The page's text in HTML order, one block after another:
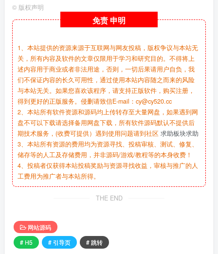
© 版权声明
免责 申明
1、本站提供的资源来源于互联网与网友投稿，版权争议与本站无
关，所有内容及软件的文章仅限用于学习和研究目的。不得将上
述内容用于商业或者非法用途，否则，一切后果请用户自负，我
们不保证内容的长久可用性，通过使用本站内容随之而来的风险
与本站无关。如果您喜欢该程序，请支持正版软件，购买注册，
得到更好的正版服务。侵删请致信E-mail：cy@cy520.cc
2、本站所有软件资源和源码均上传转存至大量网盘，如果遇到网
盘不可以下载请选择备用网盘下载，所有软件源码默认不提供后
期技术服务，(收费可提供）遇到使用问题请到社区 求助板块求助
3、本站所有资源的费用均为资源寻找、投稿审核、测试、修复、
储存等的人工及存储费用，并非源码/游戏/教程等的本身收费！
4、投稿者仅获得本站投稿奖励与资源寻找收益，审核与推广的人
工费用为推广者与本站所得。
THE END
网站源码
# H5
# 引导页 # 跳转